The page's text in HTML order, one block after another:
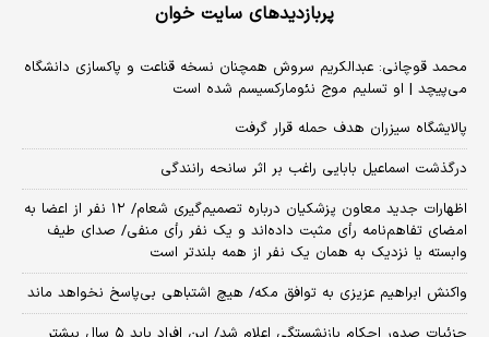
پربازدیدهای سایت خوان
محمد قوچانی: عبدالکریم سروش همچنان نسخه قناعت و پاکسازی دانشگاه
می‌پیچد | او تسلیم موج نئومارکسیسم شده است
پالایشگاه سیزران هدف حمله قرار گرفت
درگذشت اسماعیل بابایی راغب بر اثر سانحه رانندگی
اظهارات جدید معاون پزشکیان درباره تصمیم‌گیری شعام/ ۱۲ نفر از اعضا به
امضای تفاهم‌نامه رأی مثبت داده‌اند و یک نفر رأی منفی/ صدای طیف
وابسته یا نزدیک به همان یک نفر از همه بلندتر است
واکنش ابراهیم عزیزی به توافق مکه/ هیچ اشتباهی بی‌پاسخ نخواهد ماند